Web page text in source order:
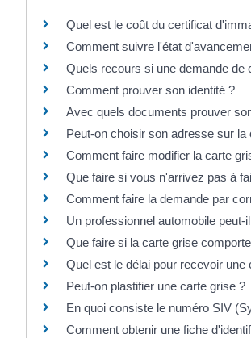
Quel est le coût du certificat
Comment suivre l'état
Quels recours si une demande de
Comment prouver son identité ?
Avec quels documents prouver
Peut-on choisir son adresse sur la
Comment faire modifier la carte
Que faire si vous n'arrivez pas à
Comment faire la demande par
Un professionnel automobile
Que faire si la carte grise
Quel est le délai pour recevoir
Peut-on plastifier une carte grise ?
En quoi consiste le numéro SIV
Comment obtenir une fiche